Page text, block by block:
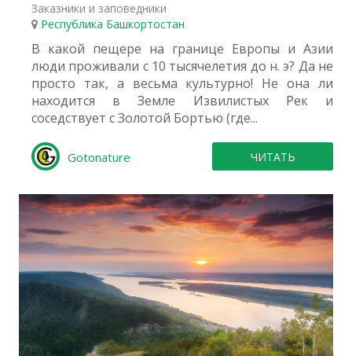
Заказники и заповедники
Республика Башкортостан
В какой пещере на границе Европы и Азии
люди проживали с 10 тысячелетия до н. э? Да не
просто так, а весьма культурно! Не она ли
находится в Земле Извилистых Рек и
соседствует с Золотой Бортью (где...
Gotonature ЧИТАТЬ